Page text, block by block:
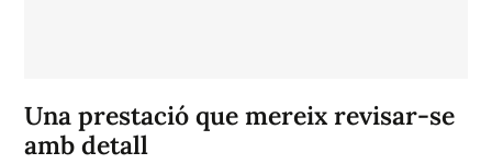
Una prestació que mereix revisar-se
amb detall